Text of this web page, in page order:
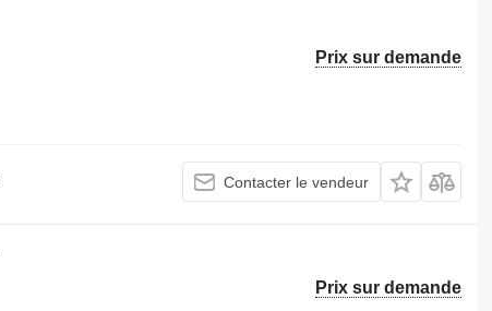
Prix sur demande
Contacter le vendeur
Prix sur demande